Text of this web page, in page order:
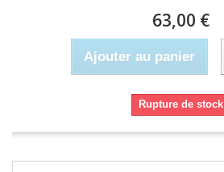
63,00 €
Ajouter au panier
Rupture de stock